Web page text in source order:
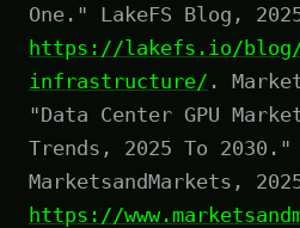
One." LakeFS Blog,
https://lakefs.io/
infrastructure/ .
"Data Center GPU
Trends, 2025 To 2030."
MarketsandMarkets,
https://